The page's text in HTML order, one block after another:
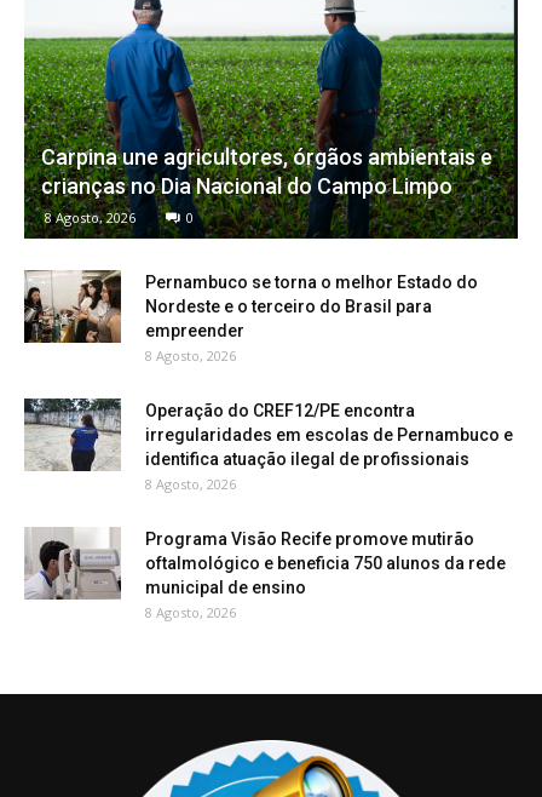
Carpina une agricultores, órgãos ambientais e
crianças no Dia Nacional do Campo Limpo
8 Agosto, 2026 0
Pernambuco se torna o melhor Estado do
Nordeste e o terceiro do Brasil para
empreender
8 Agosto, 2026
Operação do CREF12/PE encontra
irregularidades em escolas de Pernambuco e
identifica atuação ilegal de profissionais
8 Agosto, 2026
Programa Visão Recife promove mutirão
oftalmológico e beneficia 750 alunos da rede
municipal de ensino
8 Agosto, 2026